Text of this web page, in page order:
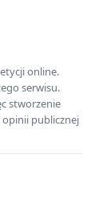
online.
serwisu.
stworzenie
publicznej